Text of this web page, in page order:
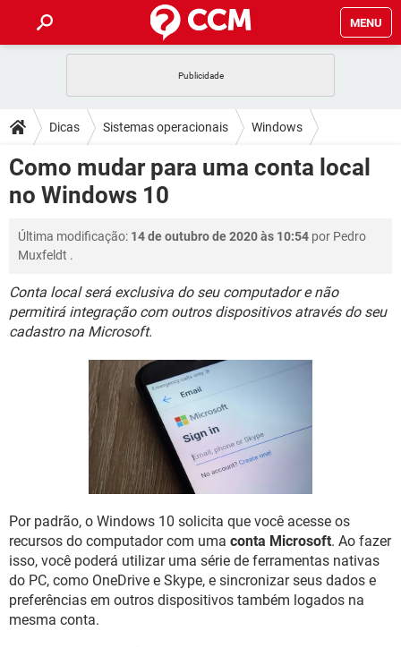
MENU
CELULAR FACEBOOK
OUTLOOK EXCEL
INSTAGRAM
DICAS
JOGOS WHATSAPP
CELULAR FACEBOOK
INSTAGRAM GMAIL
DOWNLOADS
JOGOS
OUTLOOK
INSTAGRAM
GUIA DE COMPRAS
FÓRUM
JOGOS WHATSAPP
OUTLOOK EXCEL
INSTAGRAM
GUIA DE COMPRAS
GLOSSÁRIO
JOGOS WHATSAPP
CELULAR FACEBOOK
GUIA DE COMPRAS
Dicas Sistemas operacionais Windows
Windows 8 Windows 8.1
Como mudar para uma conta local
no Windows 10
Última modificação: 14 de outubro de 2020 às 10:54 por Pedro
Muxfeldt .
Conta local será exclusiva do seu computador e não
permitirá integração com outros dispositivos através do seu
cadastro na Microsoft.
Por padrão, o Windows 10 solicita que você acesse os
recursos do computador com uma conta Microsoft. Ao fazer
isso, você poderá utilizar uma série de ferramentas nativas
do PC, como OneDrive e Skype, e sincronizar seus dados e
preferências em outros dispositivos também logados na
mesma conta.